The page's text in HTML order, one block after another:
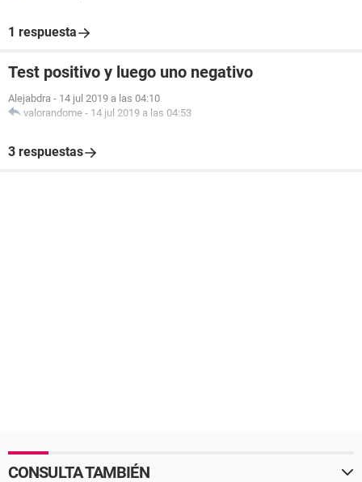
1 respuesta
Test positivo y luego uno negativo
Alejabdra - 14 jul 2019 a las 04:10
valorandome - 14 jul 2019 a las 04:53
3 respuestas
CONSULTA TAMBIÉN